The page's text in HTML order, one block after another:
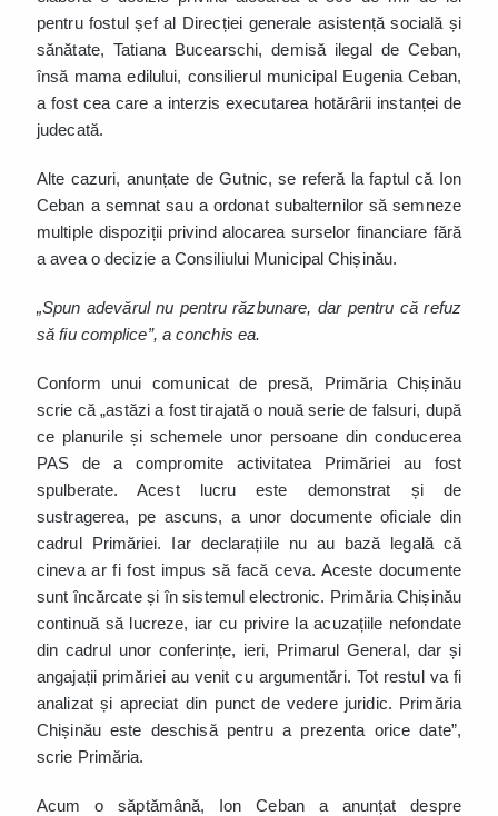
pentru fostul șef al Direcției generale asistență socială și
sănătate, Tatiana Bucearschi, demisă ilegal de Ceban,
însă mama edilului, consilierul municipal Eugenia Ceban,
a fost cea care a interzis executarea hotărârii instanței de
judecată.
Alte cazuri, anunțate de Gutnic, se referă la faptul că Ion
Ceban a semnat sau a ordonat subalternilor să semneze
multiple dispoziții privind alocarea surselor financiare fără
a avea o decizie a Consiliului Municipal Chișinău.
„Spun adevărul nu pentru răzbunare, dar pentru că refuz
să fiu complice”, a conchis ea.
Conform unui comunicat de presă, Primăria Chișinău
scrie că „astăzi a fost tirajată o nouă serie de falsuri, după
ce planurile și schemele unor persoane din conducerea
PAS de a compromite activitatea Primăriei au fost
spulberate. Acest lucru este demonstrat și de
sustragerea, pe ascuns, a unor documente oficiale din
cadrul Primăriei. Iar declarațiile nu au bază legală că
cineva ar fi fost impus să facă ceva. Aceste documente
sunt încărcate și în sistemul electronic. Primăria Chișinău
continuă să lucreze, iar cu privire la acuzațiile nefondate
din cadrul unor conferințe, ieri, Primarul General, dar și
angajații primăriei au venit cu argumentări. Tot restul va fi
analizat și apreciat din punct de vedere juridic. Primăria
Chișinău este deschisă pentru a prezenta orice date”,
scrie Primăria.
Acum o săptămână, Ion Ceban a anunțat despre